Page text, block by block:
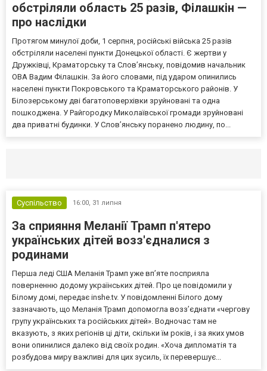
обстріляли область 25 разів, Філашкін —
про наслідки
Протягом минулої доби, 1 серпня, російські війська 25 разів
обстріляли населені пункти Донецької області. Є жертви у
Дружківці, Краматорську та Слов’янську, повідомив начальник
ОВА Вадим Філашкін. За його словами, під ударом опинились
населені пункти Покровського та Краматорського районів. У
Білозерському дві багатоповерхівки зруйновані та одна
пошкоджена. У Райгородку Миколаївської громади зруйновані
два приватні будинки. У Слов’янську поранено людину, по...
Суспільство 16:00, 31 липня
За сприяння Меланії Трамп п'ятеро
українських дітей возз'єдналися з
родинами
Перша леді США Меланія Трамп уже впʼяте посприяла
поверненню додому українських дітей. Про це повідомили у
Білому домі, передає inshe.tv. У повідомленні Білого дому
зазначають, що Меланія Трамп допомогла возз’єднати «чергову
групу українських та російських дітей». Водночас там не
вказують, з яких регіонів ці діти, скільки їм років, і за яких умов
вони опинилися далеко від своїх родин. «Хоча дипломатія та
розбудова миру важливі для цих зусиль, їх перевершує...